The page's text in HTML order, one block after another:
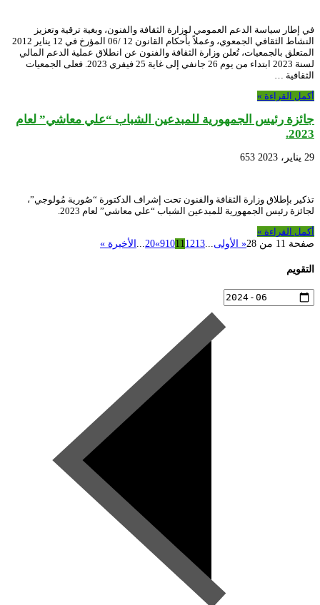
في إطار سياسة الدعم العمومي لوزارة الثقافة والفنون، وبغية ترقية وتعزيز
النشاط الثقافي الجمعوي، وعملاً بأحكام القانون 12 /06 المؤرخ في 12 يناير 2012
المتعلق بالجمعيات، تُعلن وزارة الثقافة والفنون عن انطلاق عملية الدعم المالي
لسنة 2023 ابتداء من يوم 26 جانفي إلى غاية 25 فيفري 2023. فعلى الجمعيات
الثقافية …
أكمل القراءة »
جائزة رئيس الجمهورية للمبدعين الشباب “علي معاشي” لعام
2023.
29 يناير، 2023 653
تذكير بإطلاق وزارة الثقافة والفنون تحت إشراف الدكتورة “صُورية مُولوجي”،
لجائزة رئيس الجمهورية للمبدعين الشباب “علي معاشي” لعام 2023.
أكمل القراءة »
صفحة 11 من 28
« الأولى...
910111213
»
20
... الأخيرة »
التقويم